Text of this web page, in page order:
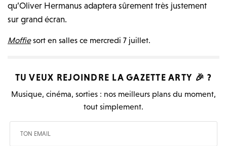
qu’Oliver Hermanus adaptera sûrement très justement
sur grand écran.
Moffie sort en salles ce mercredi 7 juillet.
TU VEUX REJOINDRE LAGAZETTE ARTY 🎉 ?
Musique, cinéma, sorties : nos meilleurs plans du moment,
tout simplement.